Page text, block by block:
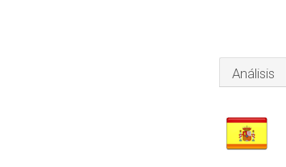
Análisis